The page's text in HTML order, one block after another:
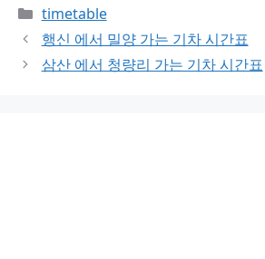
Categories
timetable
행신 에서 밀양 가는 기차 시간표
삼산 에서 청량리 가는 기차 시간표